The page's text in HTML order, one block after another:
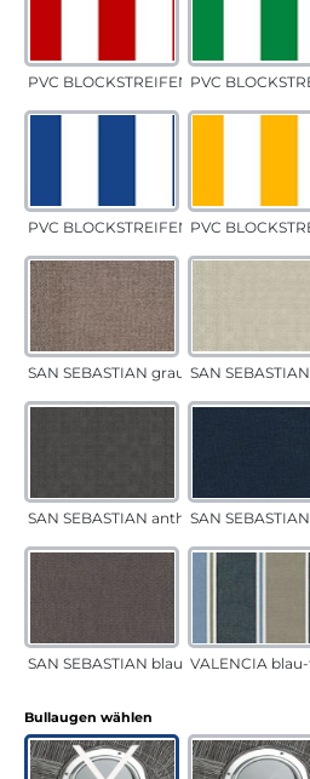
PVC BLOCKSTREIFEN rot
PVC
PVC BLOCKSTREIFEN blau
PVC
SAN SEBASTIAN grau-sand
SAN
SAN SEBASTIAN anthrazit
SAN
SAN SEBASTIAN blau-sandVALENCIA blau-
Bullaugen wählen